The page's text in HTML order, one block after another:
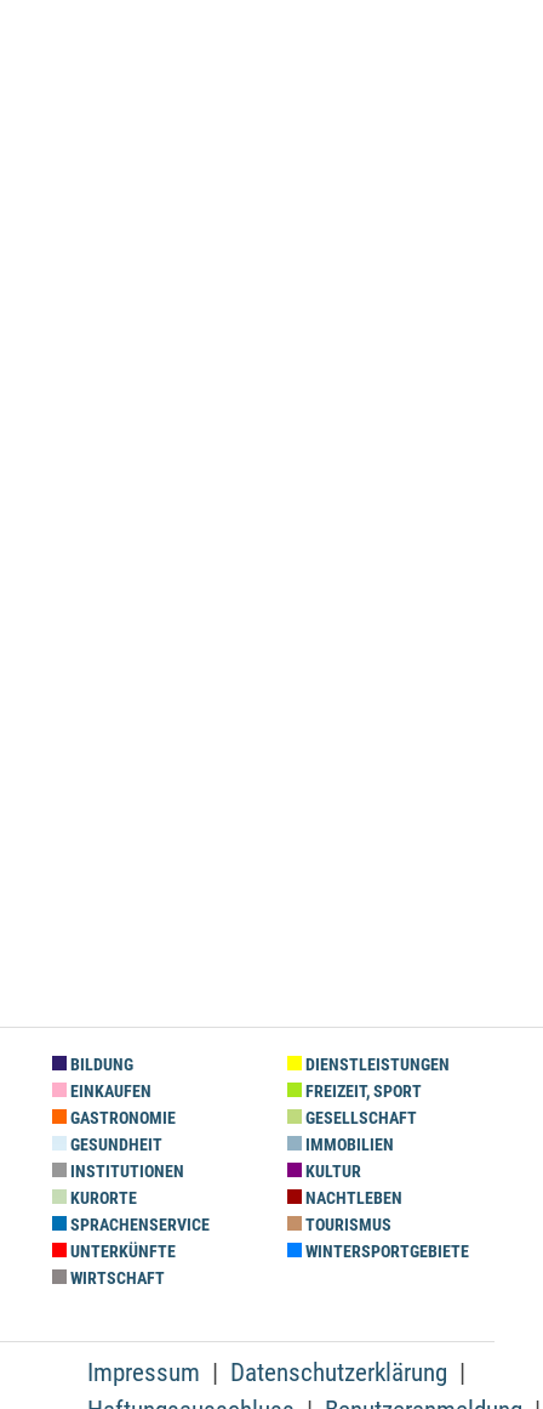
BILDUNG
DIENSTLEISTUNGEN
EINKAUFEN
FREIZEIT, SPORT
GASTRONOMIE
GESELLSCHAFT
GESUNDHEIT
IMMOBILIEN
INSTITUTIONEN
KULTUR
KURORTE
NACHTLEBEN
SPRACHENSERVICE
TOURISMUS
UNTERKÜNFTE
WINTERSPORTGEBIETE
WIRTSCHAFT
Impressum
Datenschutzerklärung